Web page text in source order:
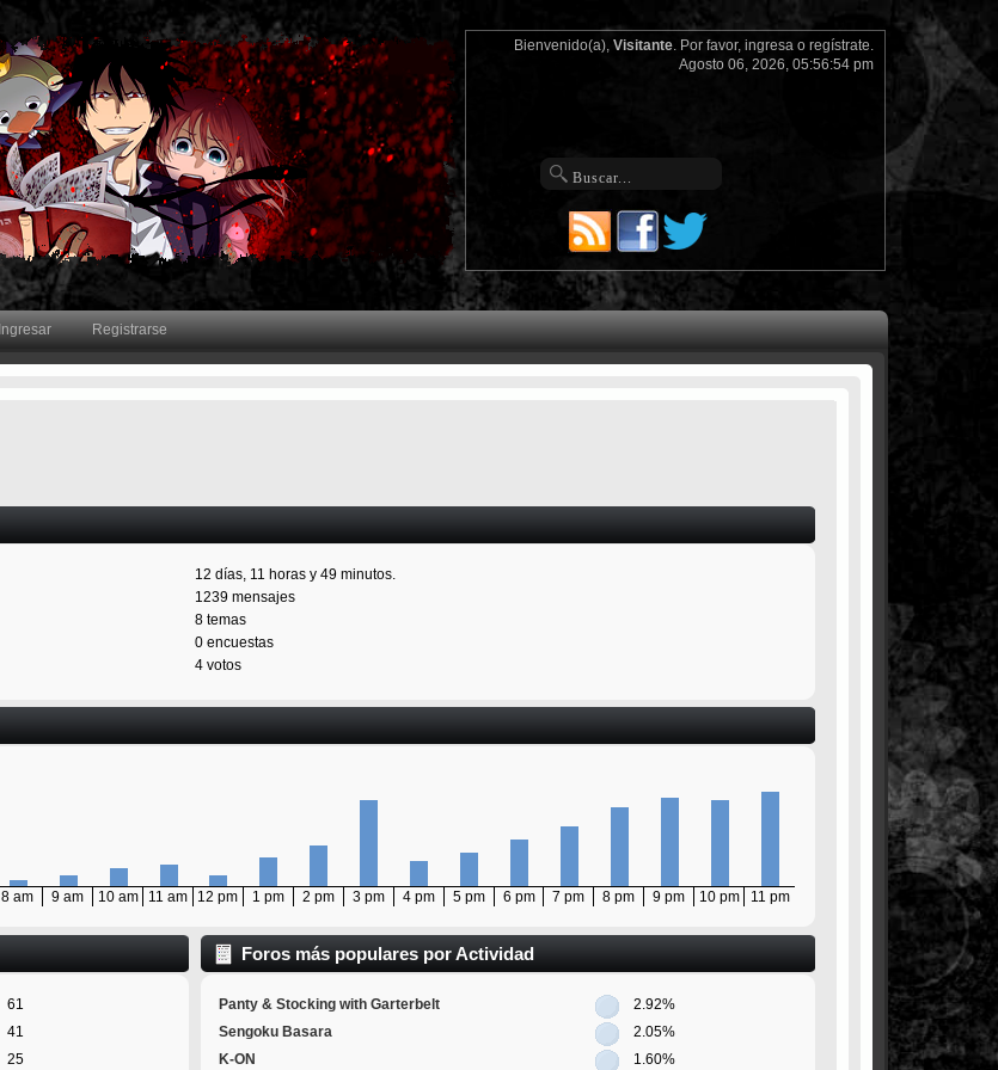
Bienvenido(a), Visitante. Por favor, ingresao regístrate.
Agosto 06, 2026, 05:56:54 pm
Ingresar Registrarse
12 días, 11 horas y 49 minutos.
1239 mensajes
8 temas
0 encuestas
4 votos
8 am 9 am 10 am 11 am 12 pm 1 pm 2 pm 3 pm 4 pm 5 pm 6 pm 7 pm 8 pm 9 pm 10 pm 11 pm
61
41
25
Foros más populares por Actividad
Panty & Stocking with Garterbelt
2.92%
Sengoku Basara
2.05%
K-ON
1.60%